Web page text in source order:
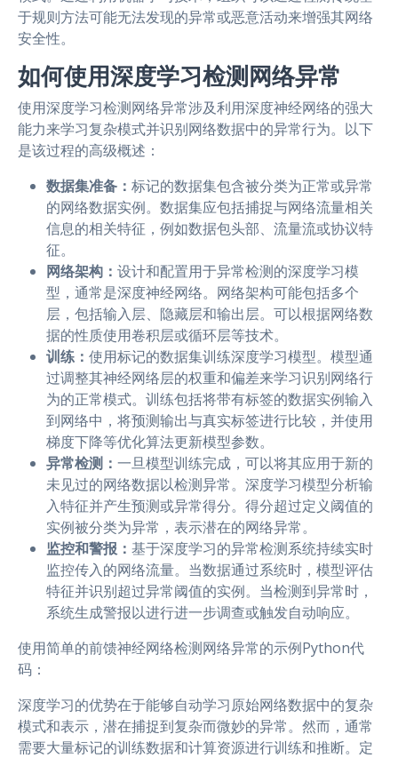
于规则方法可能无法发现的异常或恶意活动来增强其网络
安全性。
如何使用深度学习检测网络异常
使用深度学习检测网络异常涉及利用深度神经网络的强大
能力来学习复杂模式并识别网络数据中的异常行为。以下
是该过程的高级概述：
数据集准备： 标记的数据集包含被分类为正常或异常
的网络数据实例。数据集应包括捕捉与网络流量相关
信息的相关特征，例如数据包头部、流量流或协议特
征。
网络架构： 设计和配置用于异常检测的深度学习模
型，通常是深度神经网络。网络架构可能包括多个
层，包括输入层、隐藏层和输出层。可以根据网络数
据的性质使用卷积层或循环层等技术。
训练： 使用标记的数据集训练深度学习模型。模型通
过调整其神经网络层的权重和偏差来学习识别网络行
为的正常模式。训练包括将带有标签的数据实例输入
到网络中，将预测输出与真实标签进行比较，并使用
梯度下降等优化算法更新模型参数。
异常检测： 一旦模型训练完成，可以将其应用于新的
未见过的网络数据以检测异常。深度学习模型分析输
入特征并产生预测或异常得分。得分超过定义阈值的
实例被分类为异常，表示潜在的网络异常。
监控和警报： 基于深度学习的异常检测系统持续实时
监控传入的网络流量。当数据通过系统时，模型评估
特征并识别超过异常阈值的实例。当检测到异常时，
系统生成警报以进行进一步调查或触发自动响应。
使用简单的前馈神经网络检测网络异常的示例Python代
码：
深度学习的优势在于能够自动学习原始网络数据中的复杂
模式和表示，潜在捕捉到复杂而微妙的异常。然而，通常
需要大量标记的训练数据和计算资源进行训练和推断。定